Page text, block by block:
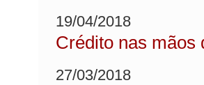
19/04/2018
Crédito nas mãos
27/03/2018